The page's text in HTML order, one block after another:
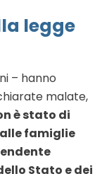
legge
– hanno
malate,
è stato di
famiglie
Stato e dei